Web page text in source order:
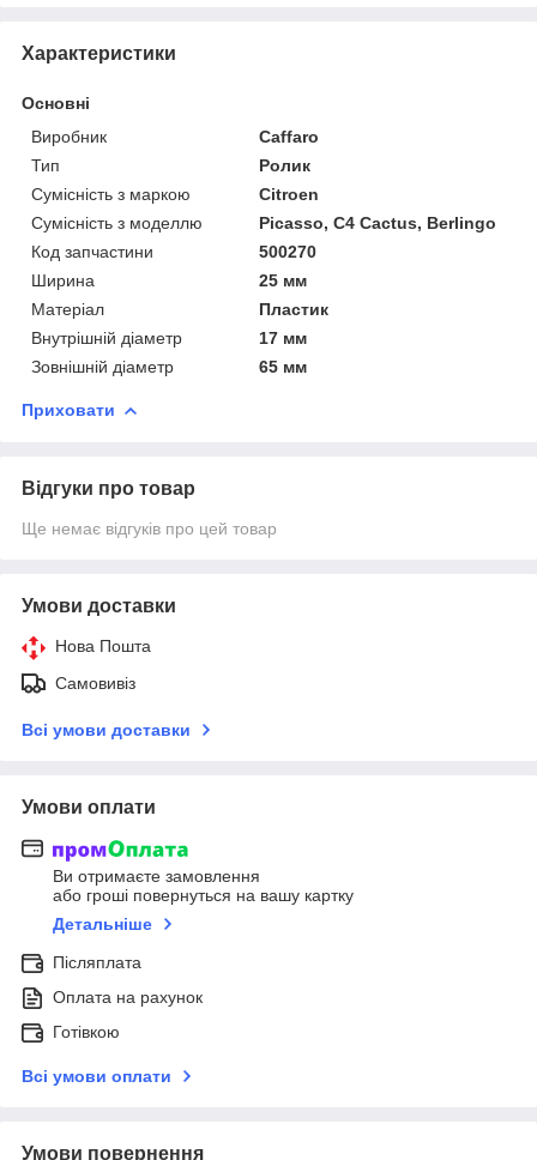
Характеристики
Основні
Виробник
Caffaro
Тип
Ролик
Сумісність з маркою
Citroen
Сумісність з моделлю
Picasso, C4 Cactus, Berlingo
Код запчастини
500270
Ширина
25 мм
Матеріал
Пластик
Внутрішній діаметр
17 мм
Зовнішній діаметр
65 мм
Приховати
Відгуки про товар
Ще немає відгуків про цей товар
Умови доставки
Нова Пошта
Самовивіз
Всі умови доставки
Умови оплати
Ви отримаєте замовлення
або гроші повернуться на вашу картку
Детальніше
Післяплата
Оплата на рахунок
Готівкою
Всі умови оплати
Умови повернення